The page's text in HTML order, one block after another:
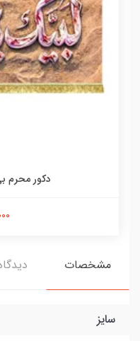
دکور محرم
مشخصات
سایز